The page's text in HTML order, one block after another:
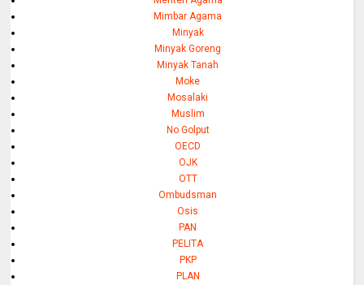
Mimbar Agama
Minyak
Minyak Goreng
Minyak Tanah
Moke
Mosalaki
Muslim
No Golput
OECD
OJK
OTT
Ombudsman
Osis
PAN
PELITA
PKP
PLAN